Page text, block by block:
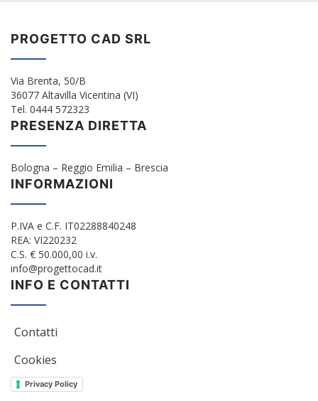
PROGETTO CAD SRL
Via Brenta, 50/B
36077 Altavilla Vicentina (VI)
Tel. 0444 572323
PRESENZA DIRETTA
Bologna – Reggio Emilia – Brescia
INFORMAZIONI
P.IVA e C.F. IT02288840248
REA: VI220232
C.S. € 50.000,00 i.v.
info@progettocad.it
INFO E CONTATTI
Contatti
Cookies
Privacy Policy